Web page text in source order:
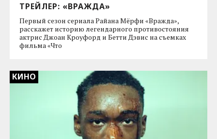
ТРЕЙЛЕР: «ВРАЖДА»
Первый сезон сериала Райана Мёрфи «Вражда»,
расскажет историю легендарного противостояния
актрис Джоан Кроуфорд и Бетти Дэвис на съемках
фильма «Что
КИНО